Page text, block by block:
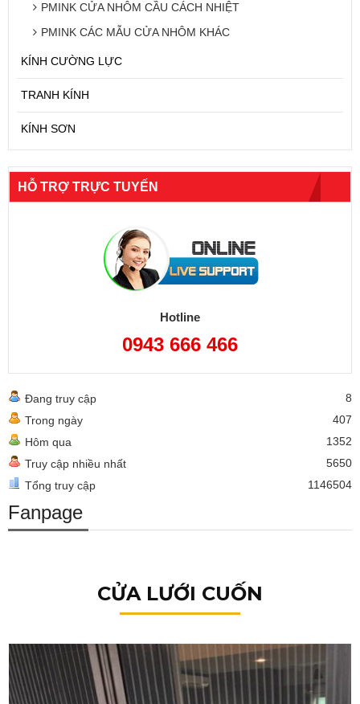
PMINK CỬA NHÔM CẦU CÁCH NHIỆT
PMINK CÁC MẪU CỬA NHÔM KHÁC
KÍNH CƯỜNG LỰC
TRANH KÍNH
KÍNH SƠN
HỖ TRỢ TRỰC TUYẾN
Hotline
0943 666 466
Đang truy cập
8
Trong ngày
407
Hôm qua
1352
Truy cập nhiều nhất
5650
Tổng truy cập
1146504
Fanpage
CỬA LƯỚI CUỐN